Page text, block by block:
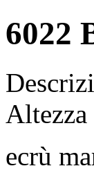
6022
ecrù